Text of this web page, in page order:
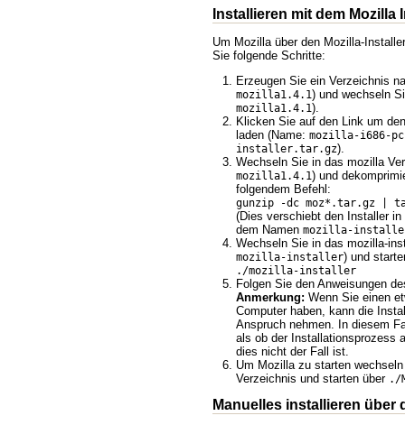
Installieren mit dem Mozilla
Um Mozilla über den Mozilla-
Sie folgende Schritte:
Erzeugen Sie ein Verzeichnis
mozilla1.4.1) und wechseln
mozilla1.4.1).
Klicken Sie auf den Link um
laden (Name: mozilla-i686-
installer.tar.gz).
Wechseln Sie in das mozilla
mozilla1.4.1) und
folgendem Befehl:
gunzip -dc moz*.tar.gz |
(Dies verschiebt den Installer
dem Namen mozilla-
Wechseln Sie in das mozilla-
mozilla-installer) und
./mozilla-installer
Folgen Sie den Anweisungen
Anmerkung: Wenn Sie einen
Computer haben, kann die
Anspruch nehmen. In diesem
als ob der Installationsprozess
dies nicht der Fall ist.
Um Mozilla zu starten
Verzeichnis und starten über ./
Manuelles installieren über